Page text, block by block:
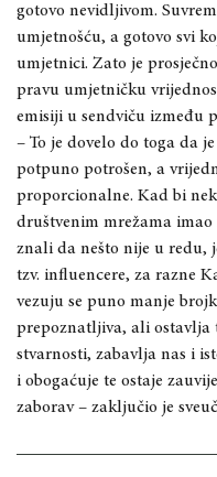
gotovo nevidljivom.
umjetnošću, a gotovo svi
umjetnici. Zato je
pravu umjetničku
emisiji u sendviču između
– To je dovelo do toga da
potpuno potrošen, a
proporcionalne. Kad bi
društvenim mrežama
znali da nešto nije u redu,
tzv. influencere, za razne
vezuju se puno manje
prepoznatljiva, ali ostavlja
stvarnosti, zabavlja nas i
i obogaćuje te ostaje
zaborav – zaključio je